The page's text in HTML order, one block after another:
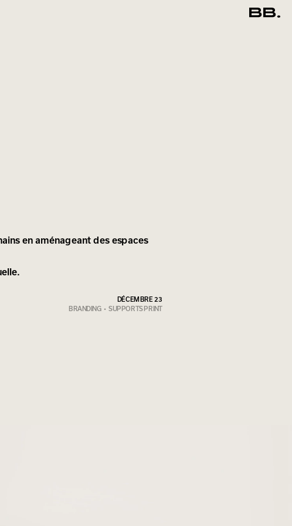
en aménageant des espaces
DÉCEMBRE 23
BRANDING  •  SUPPORTS PRINT